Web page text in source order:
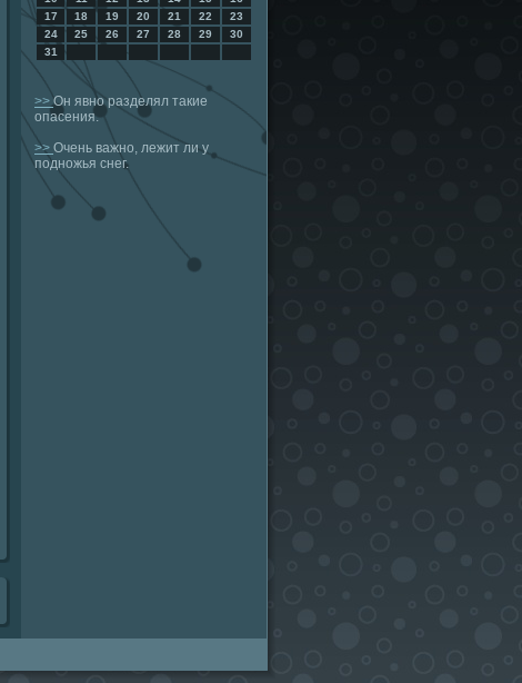
17
18 19 20 21 22
23
24
25 26 27 28 29
30
31
>>Он явно разделял такие
опасения.
>> Очень важно, лежит ли у
подножья снег.